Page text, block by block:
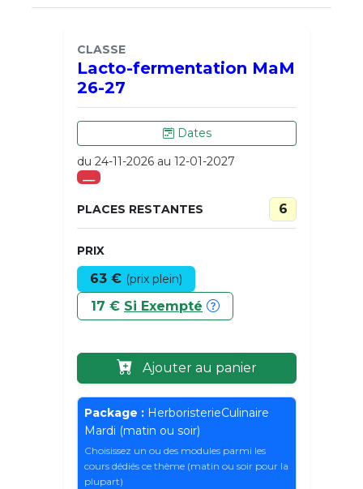
CLASSE
Lacto-fermentation MaM
26-27
Dates
du 24-11-2026 au 12-01-2027
___
PLACES RESTANTES 6
PRIX
63 € (prix plein)
17 € Si Exempté
Ajouter au panier
Package : HerboristerieCulinaire
Mardi (matin ou soir)
Choisissez un ou des modules parmi les
cours dédiés ce thème (matin ou soir pour la
plupart)